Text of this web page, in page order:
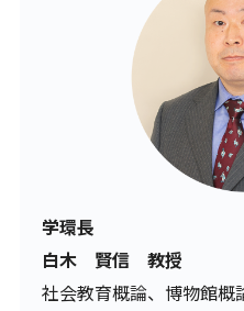
学環長
白木 賢信 教授
社会教育概論、博物館